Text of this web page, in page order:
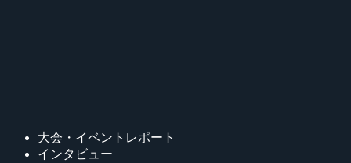
大会・イベントレポート
インタビュー